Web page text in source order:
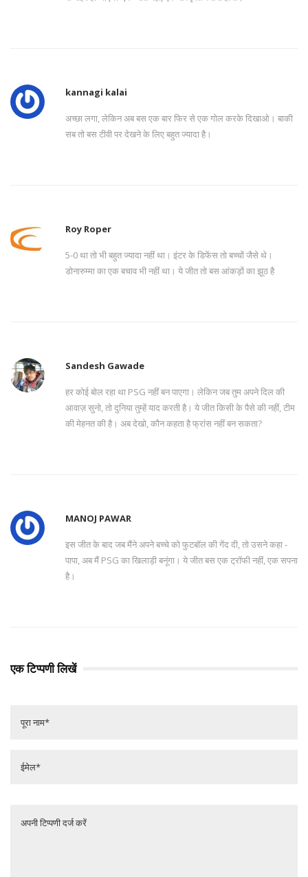
kannagi kalai
अच्छा लगा, लेकिन अब बस एक बार फिर से एक गोल करके दिखाओ। बाकी
सब तो बस टीवी पर देखने के लिए बहुत ज्यादा है।
Roy Roper
5-0 था तो भी बहुत ज्यादा नहीं था। इंटर के डिफेंस तो बच्चों जैसे थे।
डोनारुम्मा का एक बचाव भी नहीं था। ये जीत तो बस आंकड़ों का झूठ है
Sandesh Gawade
हर कोई बोल रहा था PSG नहीं बन पाएगा। लेकिन जब तुम अपने दिल की
आवाज़ सुनो, तो दुनिया तुम्हें याद करती है। ये जीत किसी के पैसे की नहीं, टीम
की मेहनत की है। अब देखो, कौन कहता है फ्रांस नहीं बन सकता?
MANOJ PAWAR
इस जीत के बाद जब मैंने अपने बच्चे को फुटबॉल की गेंद दी, तो उसने कहा -
पापा, अब मैं PSG का खिलाड़ी बनूंगा। ये जीत बस एक ट्रॉफी नहीं, एक सपना
है।
एक टिप्पणी लिखें